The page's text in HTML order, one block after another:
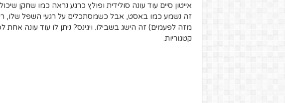
אייטון סיים עוד עונה סולידית ופולץ כרגע נראה כמו שחקן
זה נשמע כמו באסט, אבל כשמסתכלים על רגעי השפל שלו, רק
מזה לפעמים) זה הישג בשבילו. ויגינס? ניתן לו עוד עונה אחת
קטגוריות.